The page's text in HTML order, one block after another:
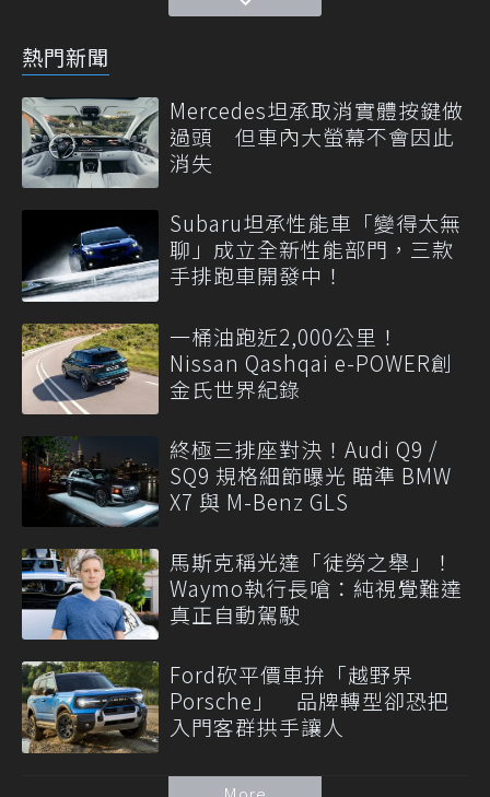
熱門新聞
Mercedes坦承取消實體按鍵做
過頭 但車內大螢幕不會因此
消失
Subaru坦承性能車「變得太無
聊」成立全新性能部門，三款
手排跑車開發中！
一桶油跑近2,000公里！
Nissan Qashqai e-POWER創
金氏世界紀錄
終極三排座對決！Audi Q9 /
SQ9 規格細節曝光 瞄準 BMW
X7 與 M-Benz GLS
馬斯克稱光達「徒勞之舉」！
Waymo執行長嗆：純視覺難達
真正自動駕駛
Ford砍平價車拚「越野界
Porsche」 品牌轉型卻恐把
入門客群拱手讓人